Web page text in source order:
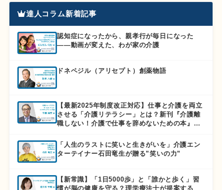
達人コラム新着記事
認知症になったから、親孝行が毎日になった
――動画が変えた、わが家の介護
ドネペジル（アリセプト）創薬物語
【最新2025年制度改正対応】仕事と介護を両立
させる「介護リテラシー」とは？新刊『介護離
職しない！介護で仕事を辞めないための本』徹
「人生のラストに笑いと生きがいを」介護エン
ターテイナー石田竜生が贈る”笑いの力”
【新常識】「1日5000歩」と「誰かと歩く」習
慣が脳の健康を守る？理学療法士が提案する